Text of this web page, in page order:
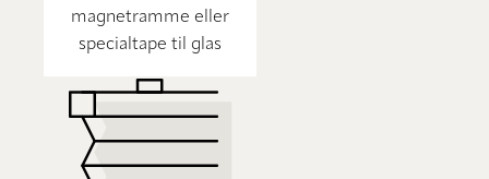
magnetramme eller
specialtape til glas